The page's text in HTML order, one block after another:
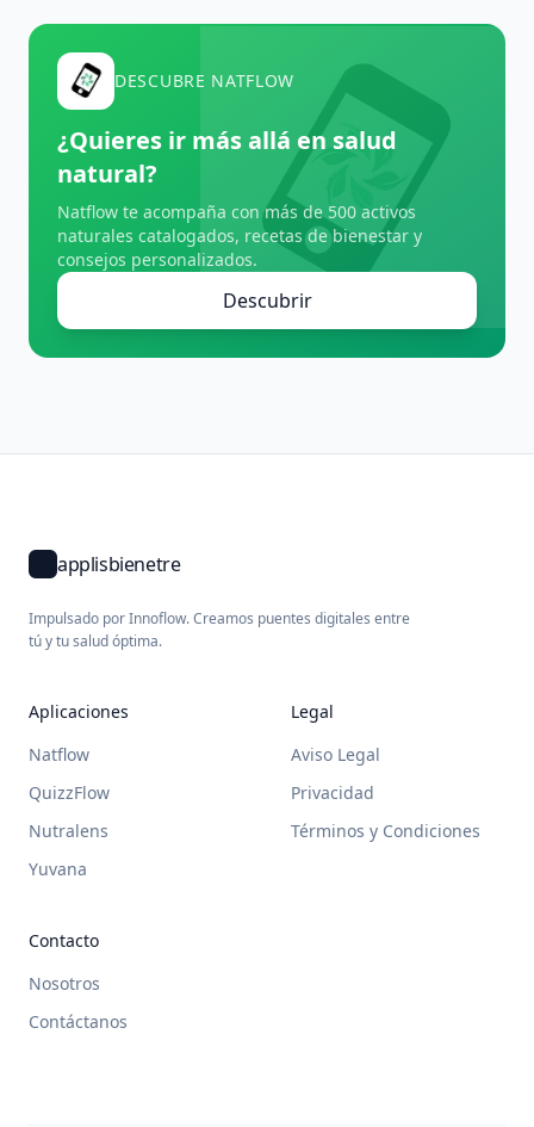
DESCUBRE NATFLOW
¿Quieres ir más allá en salud
natural?
Natflow te acompaña con más de 500 activos
naturales catalogados, recetas de bienestar y
consejos personalizados.
Descubrir
applisbienetre
Impulsado por Innoflow. Creamos puentes digitales entre
tú y tu salud óptima.
Aplicaciones
Natflow
QuizzFlow
Nutralens
Yuvana
Legal
Aviso Legal
Privacidad
Términos y Condiciones
Contacto
Nosotros
Contáctanos